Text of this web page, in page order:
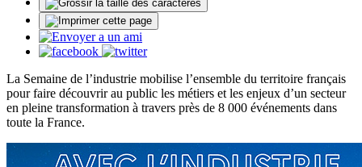
La Semaine de l’industrie mobilise l’ensemble du territoire français
pour faire découvrir au public les métiers et les enjeux d’un secteur
en pleine transformation à travers près de 8 000 événements dans
toute la France.